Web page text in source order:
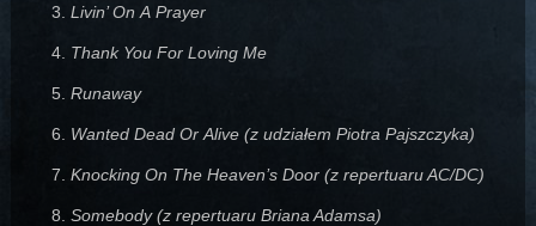
Livin’ On A Prayer
Thank You For Loving Me
Runaway
Wanted Dead Or Alive (z udziałem Piotra Pajszczyka)
Knocking On The Heaven’s Door (z repertuaru AC/DC)
Somebody (z repertuaru Briana Adamsa)